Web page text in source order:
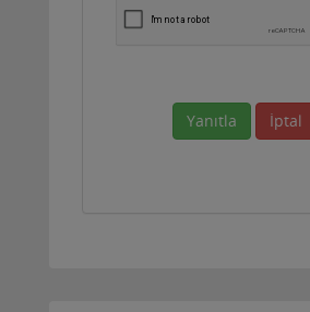
Yanıtla İptal